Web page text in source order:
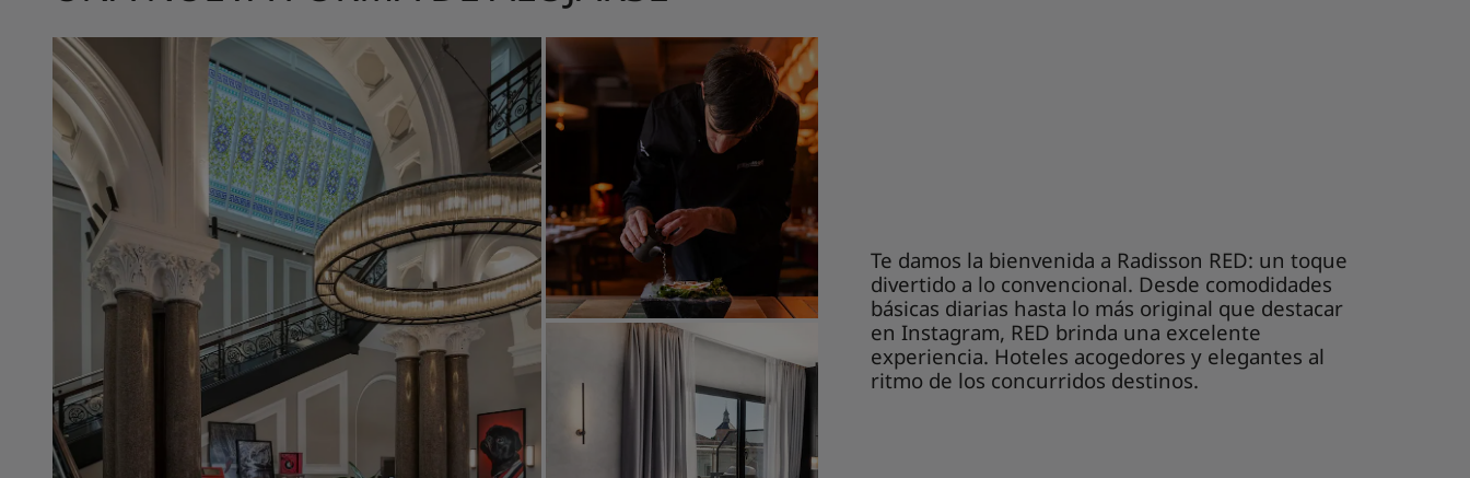
Te damos la bienvenida a Radisson RED: un toque
divertido a lo convencional. Desde comodidades
básicas diarias hasta lo más original que destacar
en Instagram, RED brinda una excelente
experiencia. Hoteles acogedores y elegantes al
ritmo de los concurridos destinos.